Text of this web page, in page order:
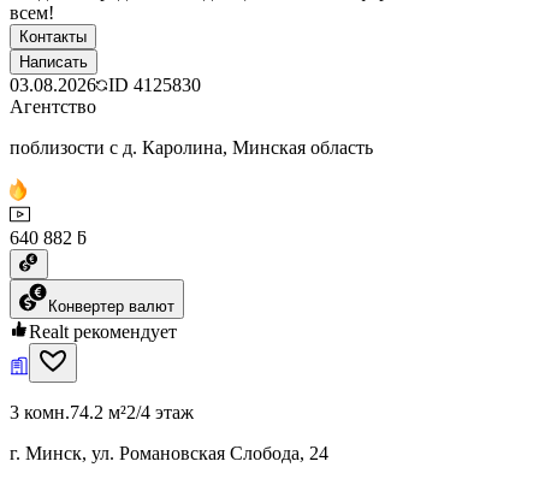
всем!
Контакты
Написать
03.08.2026 ID 4125830
Агентство
поблизости с д. Каролина, Минская область
640 882 ƃ
Конвертер валют
Realt рекомендует
3 комн.74.2 м²2/4 этаж
г. Минск, ул. Романовская Слобода, 24